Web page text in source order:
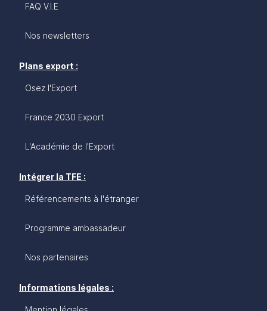
FAQ V.I.E
Nos newsletters
Plans export :
Osez l'Export
France 2030 Export
L'Académie de l'Export
Intégrer la TFE :
Référencements à l'étranger
Programme ambassadeur
Nos partenaires
Informations légales :